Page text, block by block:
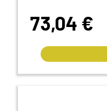
73,04 €